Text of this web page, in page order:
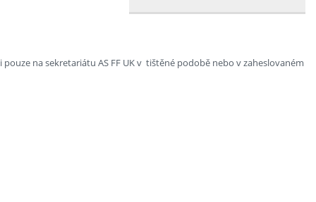
na sekretariátu AS FF UK v tištěné podobě nebo v zaheslovaném